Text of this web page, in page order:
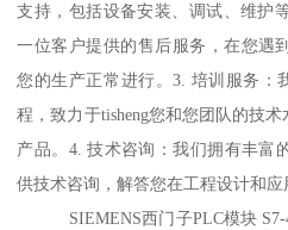
支持，包括设备安装、调试、维护
一位客户提供的售后服务，在您遇
您的生产正常进行。3. 培训服务：
程，致力于tisheng您和您团队的技
产品。4. 技术咨询：我们拥有丰富
供技术咨询，解答您在工程设计和应
SIEMENS西门子PLC模块 S7-